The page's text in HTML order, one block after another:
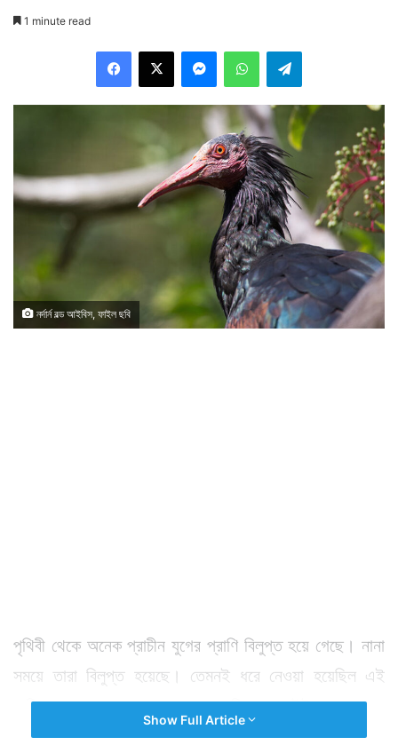
1 minute read
নর্দার্ন বল্ড আইবিস, ফাইল ছবি
পৃথিবী থেকে অনেক প্রাচীন যুগের প্রাণি বিলুপ্ত হয়ে গেছে। নানা
সময়ে তারা বিলুপ্ত হয়েছে। তেমনই ধরে নেওয়া হয়েছিল এই
পাখির ক্ষেত্রেও। ৩০০ বছরে এ পাখির দেখা ইউরোপে পাওয়া
যায়নি। ধরেই নেওয়া হয়েছিল যে এরাও বিলুপ্ত হয়ে গেছে।
Show Full Article